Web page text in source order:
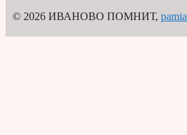
© 2026 ИВАНОВО ПОМНИТ,